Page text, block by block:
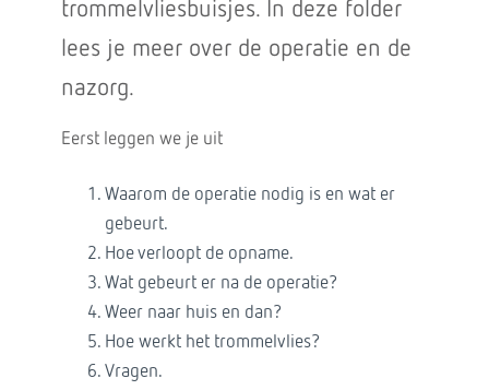
trommelvliesbuisjes. In deze folder
lees je meer over de operatie en de
nazorg.
Eerst leggen we je uit
Waarom de operatie nodig is en wat er
gebeurt.
Hoe verloopt de opname.
Wat gebeurt er na de operatie?
Weer naar huis en dan?
Hoe werkt het trommelvlies?
Vragen.